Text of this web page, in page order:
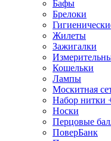
Бафы
Брелоки
Жилеты
Зажигалки
Кошельки
Лампы
Москитная
Набор нитки
Носки
Перцовые
ПоверБанк